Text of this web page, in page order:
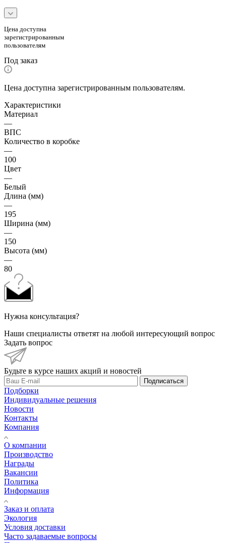
Цена доступна
зарегистрированным
пользователям
Под заказ
Цена доступна зарегистрированным пользователям.
Характеристики
Материал
—
ВПС
Количество в коробке
—
100
Цвет
—
Белый
Длина (мм)
—
195
Ширина (мм)
—
150
Высота (мм)
—
80
Нужна консультация?
Наши специалисты ответят на любой интересующий вопрос
Задать вопрос
Будьте в курсе наших акций и новостей
Подписаться
Подборки
Индивидуальные решения
Новости
Контакты
Компания
О компании
Производство
Награды
Вакансии
Политика
Информация
Заказ и оплата
Экология
Условия доставки
Часто задаваемые вопросы